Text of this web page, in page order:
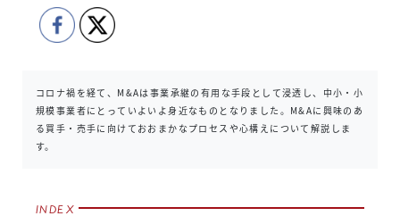
コロナ禍を経て、M&Aは事業承継の有用な手段として浸透し、中小・小
規模事業者にとっていよいよ身近なものとなりました。M&Aに興味のあ
る買手・売手に向けておおまかなプロセスや心構えについて解説しま
す。